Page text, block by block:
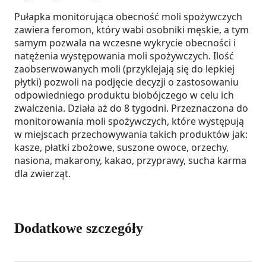
Pułapka monitorująca obecność moli spożywczych
zawiera feromon, który wabi osobniki męskie, a tym
samym pozwala na wczesne wykrycie obecności i
natężenia występowania moli spożywczych. Ilość
zaobserwowanych moli (przyklejają się do lepkiej
płytki) pozwoli na podjęcie decyzji o zastosowaniu
odpowiedniego produktu biobójczego w celu ich
zwalczenia. Działa aż do 8 tygodni. Przeznaczona do
monitorowania moli spożywczych, które występują
w miejscach przechowywania takich produktów jak:
kasze, płatki zbożowe, suszone owoce, orzechy,
nasiona, makarony, kakao, przyprawy, sucha karma
dla zwierząt.
Dodatkowe szczegóły